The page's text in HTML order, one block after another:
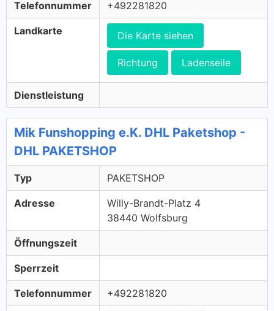
Telefonnummer +492281820
Landkarte Die Karte siehen
Richtung Ladenseile
Dienstleistung
Mik Funshopping e.K. DHL Paketshop -
DHL PAKETSHOP
Typ PAKETSHOP
Adresse
Willy-Brandt-Platz 4
38440 Wolfsburg
Öffnungszeit
Sperrzeit
Telefonnummer +492281820